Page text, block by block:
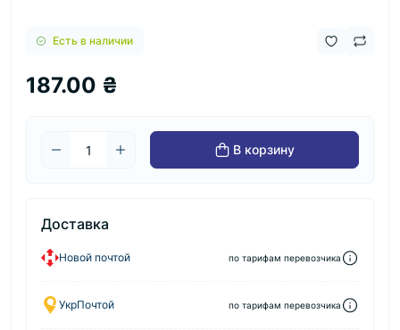
Есть в наличии
187.00 ₴
В корзину
Доставка
Новой почтой по тарифам перевозчика
УкрПочтой по тарифам перевозчика